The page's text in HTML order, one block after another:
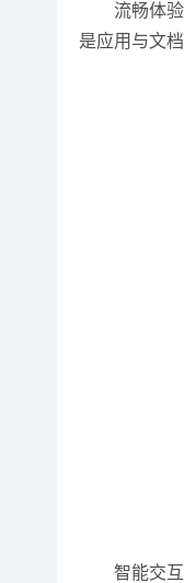
流畅体验，
是应用与文
智能交互，